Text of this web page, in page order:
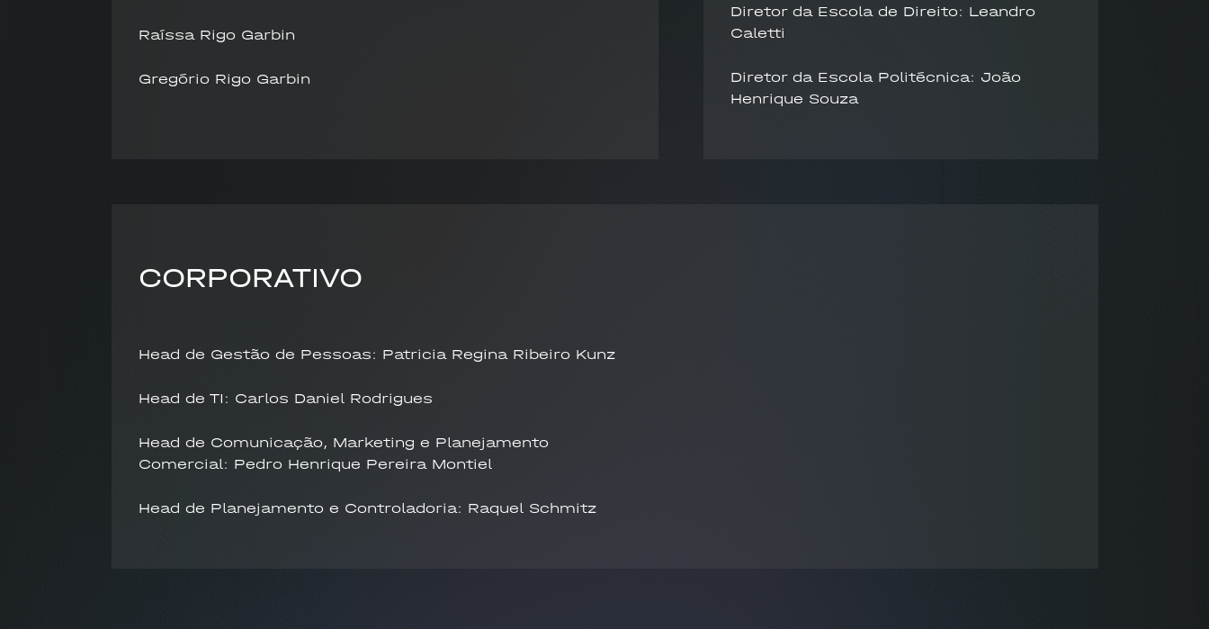
Raíssa Rigo Garbin
Gregório Rigo Garbin
Diretor da Escola de Direito: Leandro
Caletti
Diretor da Escola Politécnica: João
Henrique Souza
CORPORATIVO
Head de Gestão de Pessoas: Patricia Regina Ribeiro Kunz
Head de TI: Carlos Daniel Rodrigues
Head de Comunicação, Marketing e Planejamento
Comercial: Pedro Henrique Pereira Montiel
Head de Planejamento e Controladoria: Raquel Schmitz